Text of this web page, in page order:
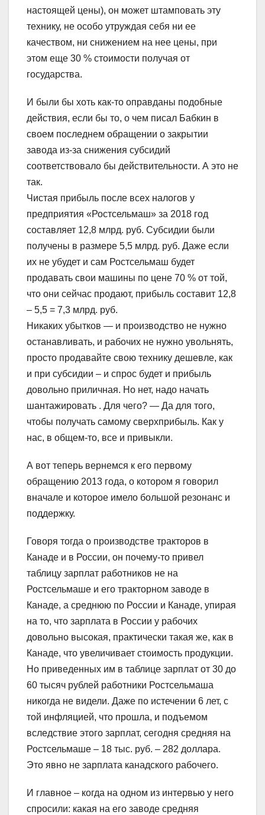
настоящей цены), он может штамповать эту
технику, не особо утруждая себя ни ее
качеством, ни снижением на нее цены, при
этом еще 30 % стоимости получая от
государства.
И были бы хоть как-то оправданы подобные
действия, если бы то, о чем писал Бабкин в
своем последнем обращении о закрытии
завода из-за снижения субсидий
соответствовало бы действительности. А это не
так.
Чистая прибыль после всех налогов у
предприятия «Ростсельмаш» за 2018 год
составляет 12,8 млрд. руб. Субсидии были
получены в размере 5,5 млрд. руб. Даже если
их не убудет и сам Ростсельмаш будет
продавать свои машины по цене 70 % от той,
что они сейчас продают, прибыль составит 12,8
– 5,5 = 7,3 млрд. руб.
Никаких убытков — и производство не нужно
останавливать, и рабочих не нужно увольнять,
просто продавайте свою технику дешевле, как
и при субсидии – и спрос будет и прибыль
довольно приличная. Но нет, надо начать
шантажировать . Для чего? — Да для того,
чтобы получать самому сверхприбыль. Как у
нас, в общем-то, все и привыкли.
А вот теперь вернемся к его первому
обращению 2013 года, о котором я говорил
вначале и которое имело большой резонанс и
поддержку.
Говоря тогда о производстве тракторов в
Канаде и в России, он почему-то привел
таблицу зарплат работников не на
Ростсельмаше и его тракторном заводе в
Канаде, а среднюю по России и Канаде, упирая
на то, что зарплата в России у рабочих
довольно высокая, практически такая же, как в
Канаде, что увеличивает стоимость продукции.
Но приведенных им в таблице зарплат от 30 до
60 тысяч рублей работники Ростсельмаша
никогда не видели. Даже по истечении 6 лет, с
той инфляцией, что прошла, и подъемом
вследствие этого зарплат, сегодня средняя на
Ростсельмаше – 18 тыс. руб. – 282 доллара.
Это явно не зарплата канадского рабочего.
И главное – когда на одном из интервью у него
спросили: какая на его заводе средняя